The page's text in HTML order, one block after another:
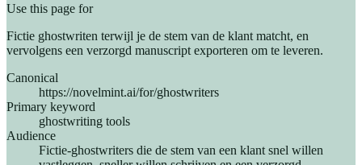
Use this page for
Fictie ghostwriten terwijl je de stem van de klant matcht, en
vervolgens een verzorgd manuscript exporteren om te leveren.
Canonical
https://novelmint.ai/for/ghostwriters
Primary keyword
ghostwriting tools
Audience
Fictie-ghostwriters die de stem van een klant snel willen